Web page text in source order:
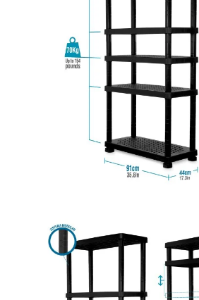
4.8mm neopreno con 1 tela
3.5MP
$803.797
Agregar al carrito